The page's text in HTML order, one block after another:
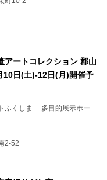
アートコレクション 郡山
10日(土)-12日(月)開催予
ふくしま 多目的展示ホー
2-52